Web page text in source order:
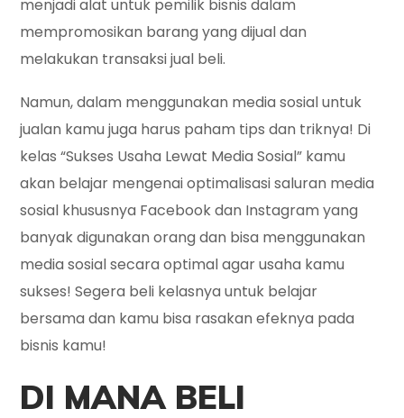
menjadi alat untuk pemilik bisnis dalam
mempromosikan barang yang dijual dan
melakukan transaksi jual beli.
Namun, dalam menggunakan media sosial untuk
jualan kamu juga harus paham tips dan triknya! Di
kelas “Sukses Usaha Lewat Media Sosial” kamu
akan belajar mengenai optimalisasi saluran media
sosial khususnya Facebook dan Instagram yang
banyak digunakan orang dan bisa menggunakan
media sosial secara optimal agar usaha kamu
sukses! Segera beli kelasnya untuk belajar
bersama dan kamu bisa rasakan efeknya pada
bisnis kamu!
DI MANA BELI